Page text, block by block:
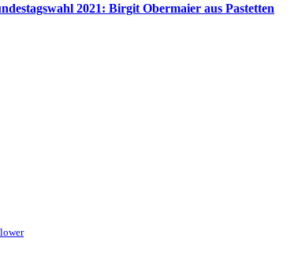
2021: Birgit Obermaier aus Pastetten